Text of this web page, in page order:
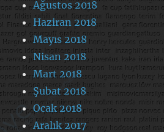
Ağustos 2018
Haziran 2018
Mayıs 2018
Nisan 2018
Mart 2018
Şubat 2018
Ocak 2018
Aralık 2017